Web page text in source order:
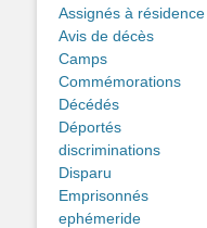
Assignés à résidence
Avis de décès
Camps
Commémorations
Décédés
Déportés
discriminations
Disparu
Emprisonnés
ephémeride